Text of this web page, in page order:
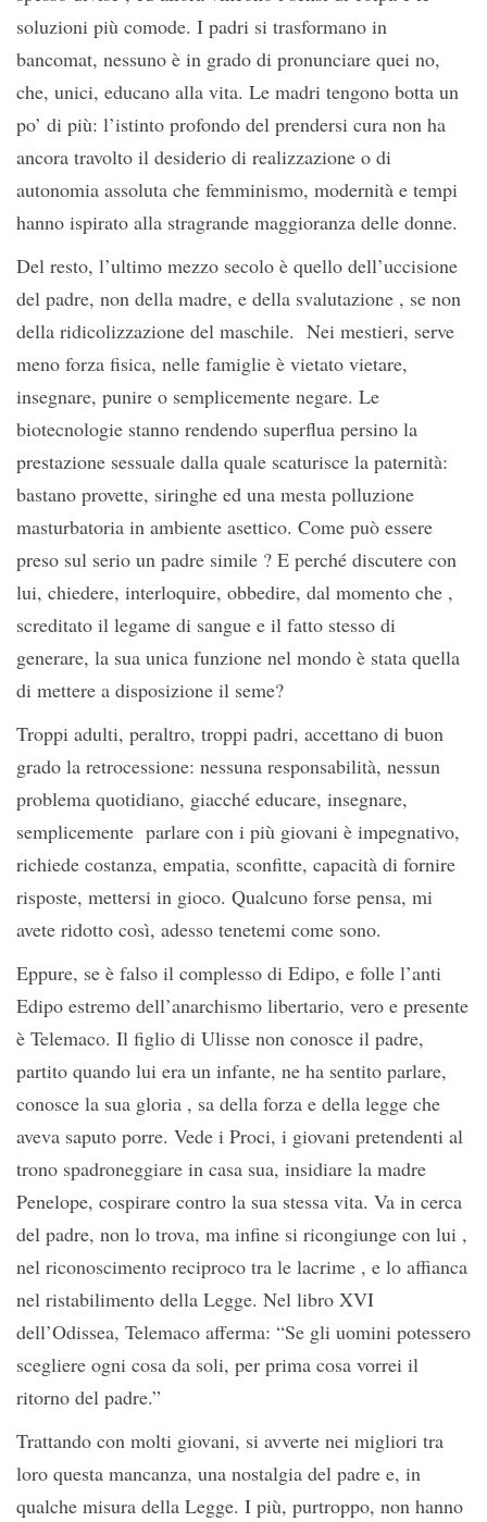
soluzioni più comode. I padri si trasformano in
bancomat, nessuno è in grado di pronunciare quei no,
che, unici, educano alla vita. Le madri tengono botta un
po’ di più: l’istinto profondo del prendersi cura non ha
ancora travolto il desiderio di realizzazione o di
autonomia assoluta che femminismo, modernità e tempi
hanno ispirato alla stragrande maggioranza delle donne.
Del resto, l’ultimo mezzo secolo è quello dell’uccisione
del padre, non della madre, e della svalutazione , se non
della ridicolizzazione del maschile. Nei mestieri, serve
meno forza fisica, nelle famiglie è vietato vietare,
insegnare, punire o semplicemente negare. Le
biotecnologie stanno rendendo superflua persino la
prestazione sessuale dalla quale scaturisce la paternità:
bastano provette, siringhe ed una mesta polluzione
masturbatoria in ambiente asettico. Come può essere
preso sul serio un padre simile ? E perché discutere con
lui, chiedere, interloquire, obbedire, dal momento che ,
screditato il legame di sangue e il fatto stesso di
generare, la sua unica funzione nel mondo è stata quella
di mettere a disposizione il seme?
Troppi adulti, peraltro, troppi padri, accettano di buon
grado la retrocessione: nessuna responsabilità, nessun
problema quotidiano, giacché educare, insegnare,
semplicemente parlare con i più giovani è impegnativo,
richiede costanza, empatia, sconfitte, capacità di fornire
risposte, mettersi in gioco. Qualcuno forse pensa, mi
avete ridotto così, adesso tenetemi come sono.
Eppure, se è falso il complesso di Edipo, e folle l’anti
Edipo estremo dell’anarchismo libertario, vero e presente
è Telemaco. Il figlio di Ulisse non conosce il padre,
partito quando lui era un infante, ne ha sentito parlare,
conosce la sua gloria , sa della forza e della legge che
aveva saputo porre. Vede i Proci, i giovani pretendenti al
trono spadroneggiare in casa sua, insidiare la madre
Penelope, cospirare contro la sua stessa vita. Va in cerca
del padre, non lo trova, ma infine si ricongiunge con lui ,
nel riconoscimento reciproco tra le lacrime , e lo affianca
nel ristabilimento della Legge. Nel libro XVI
dell’Odissea, Telemaco afferma: “Se gli uomini potessero
scegliere ogni cosa da soli, per prima cosa vorrei il
ritorno del padre.”
Trattando con molti giovani, si avverte nei migliori tra
loro questa mancanza, una nostalgia del padre e, in
qualche misura della Legge. I più, purtroppo, non hanno